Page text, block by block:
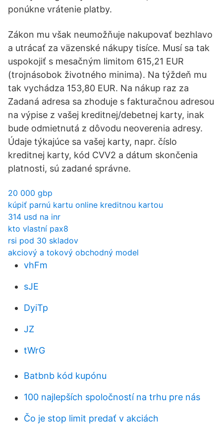
ponúkne vrátenie platby.
Zákon mu však neumožňuje nakupovať bezhlavo
a utrácať za väzenské nákupy tisíce. Musí sa tak
uspokojiť s mesačným limitom 615,21 EUR
(trojnásobok životného minima). Na týždeň mu
tak vychádza 153,80 EUR. Na nákup raz za
Zadaná adresa sa zhoduje s fakturačnou adresou
na výpise z vašej kreditnej/debetnej karty, inak
bude odmietnutá z dôvodu neoverenia adresy.
Údaje týkajúce sa vašej karty, napr. číslo
kreditnej karty, kód CVV2 a dátum skončenia
platnosti, sú zadané správne.
20 000 gbp
kúpiť parnú kartu online kreditnou kartou
314 usd na inr
kto vlastní pax8
rsi pod 30 skladov
akciový a tokový obchodný model
vhFm
sJE
DyiTp
JZ
tWrG
Batbnb kód kupónu
100 najlepších spoločností na trhu pre nás
Čo je stop limit predať v akciách